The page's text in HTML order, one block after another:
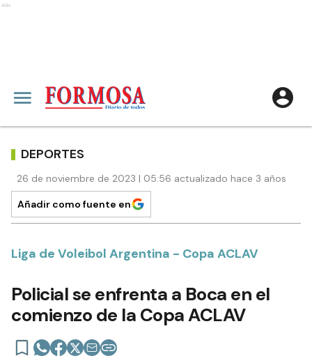
Ads
DEPORTES
26 de noviembre de 2023 | 05:56 actualizado hace 3 años
Añadir como fuente en
Liga de Voleibol Argentina - Copa ACLAV
Policial se enfrenta a Boca en el
comienzo de la Copa ACLAV